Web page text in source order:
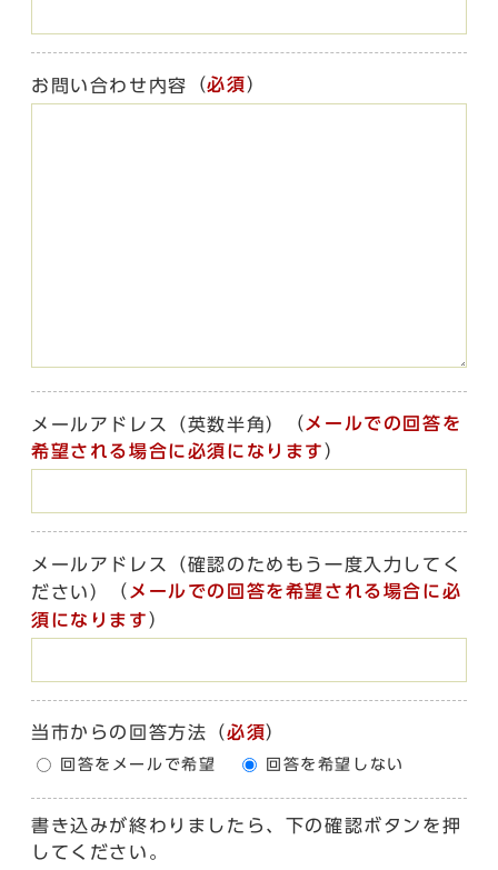
お問い合わせ内容 （必須）
メールアドレス（英数半角） （ メールでの回答を
希望される場合に必須になります ）
メールアドレス（確認のためもう一度入力してく
ださい）
（ メールでの回答を希望される場合に必
須になります ）
当市からの回答方法 （必須）
回答をメールで希望 回答を希望しない
書き込みが終わりましたら、下の確認ボタンを押
してください。